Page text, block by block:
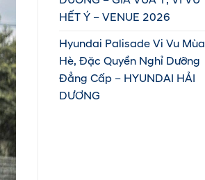
HẾT Ý – VENUE 2026
Hyundai Palisade Vi Vu Mùa
Hè, Đặc Quyền Nghỉ Dưỡng
Đẳng Cấp – HYUNDAI HẢI
DƯƠNG